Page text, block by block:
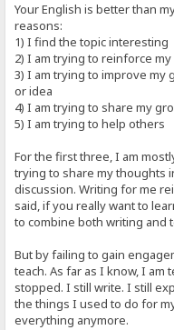
Your English is better than
reasons:
1) I find the topic interesting
2) I am trying to reinforce
3) I am trying to improve my
or idea
4) I am trying to share my
5) I am trying to help others
For the first three, I am
trying to share my thoughts
discussion. Writing for me
said, if you really want to
to combine both writing and
But by failing to gain
teach. As far as I know, I am
stopped. I still write. I still
the things I used to do for
everything anymore.